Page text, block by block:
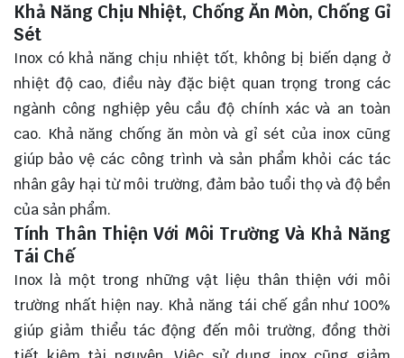
Khả Năng Chịu Nhiệt, Chống Ăn Mòn, Chống Gỉ
Sét
Inox có khả năng chịu nhiệt tốt, không bị biến dạng ở
nhiệt độ cao, điều này đặc biệt quan trọng trong các
ngành công nghiệp yêu cầu độ chính xác và an toàn
cao. Khả năng chống ăn mòn và gỉ sét của inox cũng
giúp bảo vệ các công trình và sản phẩm khỏi các tác
nhân gây hại từ môi trường, đảm bảo tuổi thọ và độ bền
của sản phẩm.
Tính Thân Thiện Với Môi Trường Và Khả Năng
Tái Chế
Inox là một trong những vật liệu thân thiện với môi
trường nhất hiện nay. Khả năng tái chế gần như 100%
giúp giảm thiểu tác động đến môi trường, đồng thời